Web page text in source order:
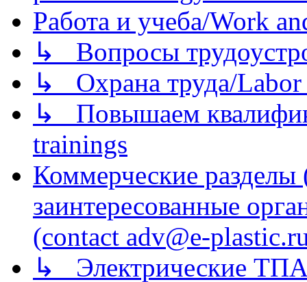
Работа и учеба/Work
↳ Вопросы
↳ Охрана труда/Labor
↳ Повышаем
trainings
Коммерческие
заинтересованные
(contact adv@e-
↳ Электрические